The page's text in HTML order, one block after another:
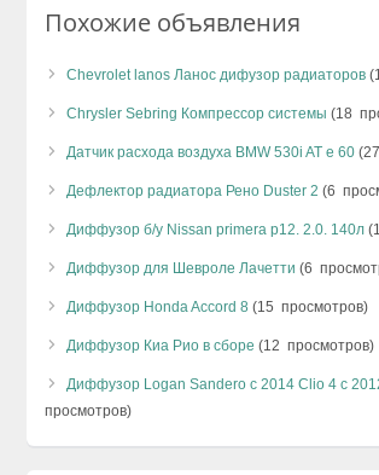
Похожие объявления
Chevrolet lanos Ланос дифузор радиаторов
Chrysler Sebring Компрессор системы (18
Датчик расхода воздуха BMW 530i AT e 60
Дефлектор радиатора Рено Duster 2 (6
Диффузор б/у Nissan primera p12. 2.0. 140л
Диффузор для Шевроле Лачетти (6
Диффузор Honda Accord 8 (15 просмотров)
Диффузор Киа Рио в сборе (12 просмотров)
Диффузор Logan Sandero с 2014 Clio 4 c
просмотров)